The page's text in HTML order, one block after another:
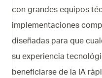
con grandes equipos
implementaciones
diseñadas para que
su experiencia
beneficiarse de la IA